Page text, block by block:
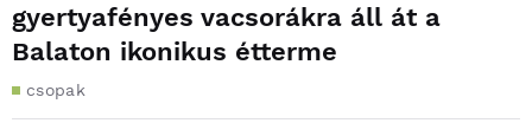
gyertyafényes vacsorákra áll át a
Balaton ikonikus étterme
csopak